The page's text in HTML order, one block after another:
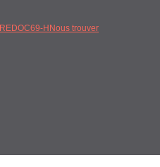
REDOC69-H Nous trouver